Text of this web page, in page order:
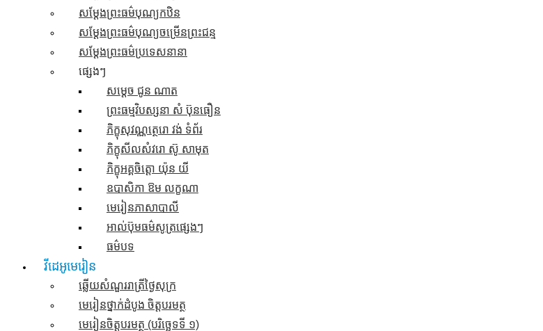
សម្តែងព្រះធម៌បុណ្យកឋិន
សម្តែងព្រះធម៌បុណ្យចម្រើនព្រះជន្ម
សម្តែងព្រះធម៌ប្រទេសនានា
ផ្សេងៗ
សម្តេច ជូន ណាត
ព្រះធម្មវិបស្សនា សំ ប៊ុនធឿន
ភិក្ខុសុវណ្ណត្ថេរោ វង់ ទំព័រ
ភិក្ខុសីលសំវរោ ស៊ូ សាមុត
ភិក្ខុអគ្គចិត្តោ យ៉ុន យី
ឧបាសិកា ឱម លក្ខណា
មេរៀនភាសាបាលី
អាល់ប៊ុមធម៌សូត្រផ្សេងៗ
ធម៌បទ
វីដេអូមេរៀន
ឆ្លើយសំណួររាត្រីថ្ងៃសុក្រ
មេរៀនថ្នាក់ដំបូង ចិត្តបរមត្ថ
មេរៀនចិត្តបរមត្ថ (បរិច្ឆេទទី ១)